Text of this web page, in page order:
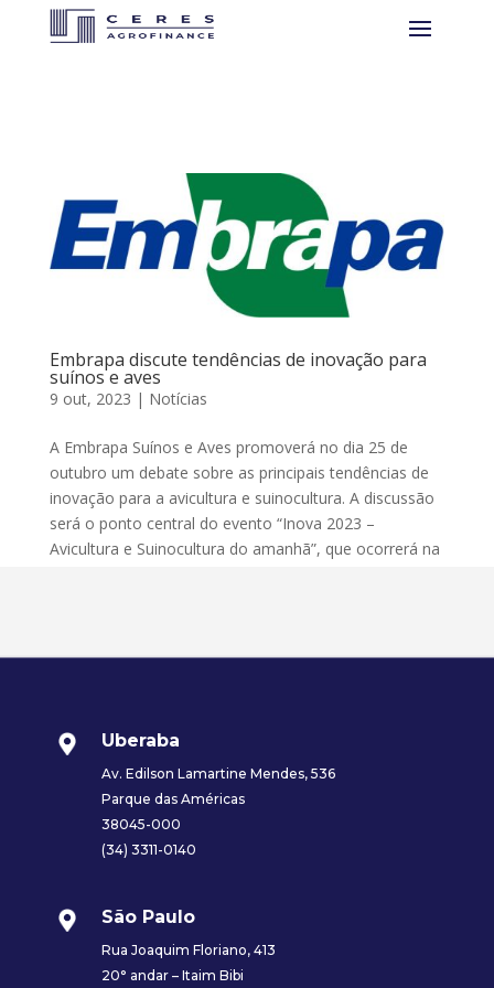
Embrapa discute tendências de inovação para
suínos e aves
9 out, 2023 | Notícias
A Embrapa Suínos e Aves promoverá no dia 25 de
outubro um debate sobre as principais tendências de
inovação para a avicultura e suinocultura. A discussão
será o ponto central do evento “Inova 2023 –
Avicultura e Suinocultura do amanhã”, que ocorrerá na
Uberaba
Av. Edilson Lamartine Mendes, 536
Parque das Américas
38045-000
(34) 3311-0140
São Paulo
Rua Joaquim Floriano, 413
20° andar – Itaim Bibi